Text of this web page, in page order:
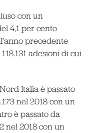
con un
4,1 per cento
precedente
adesioni di cui
Italia è passato
nel 2018 con un
è passato da
nel 2018 con un